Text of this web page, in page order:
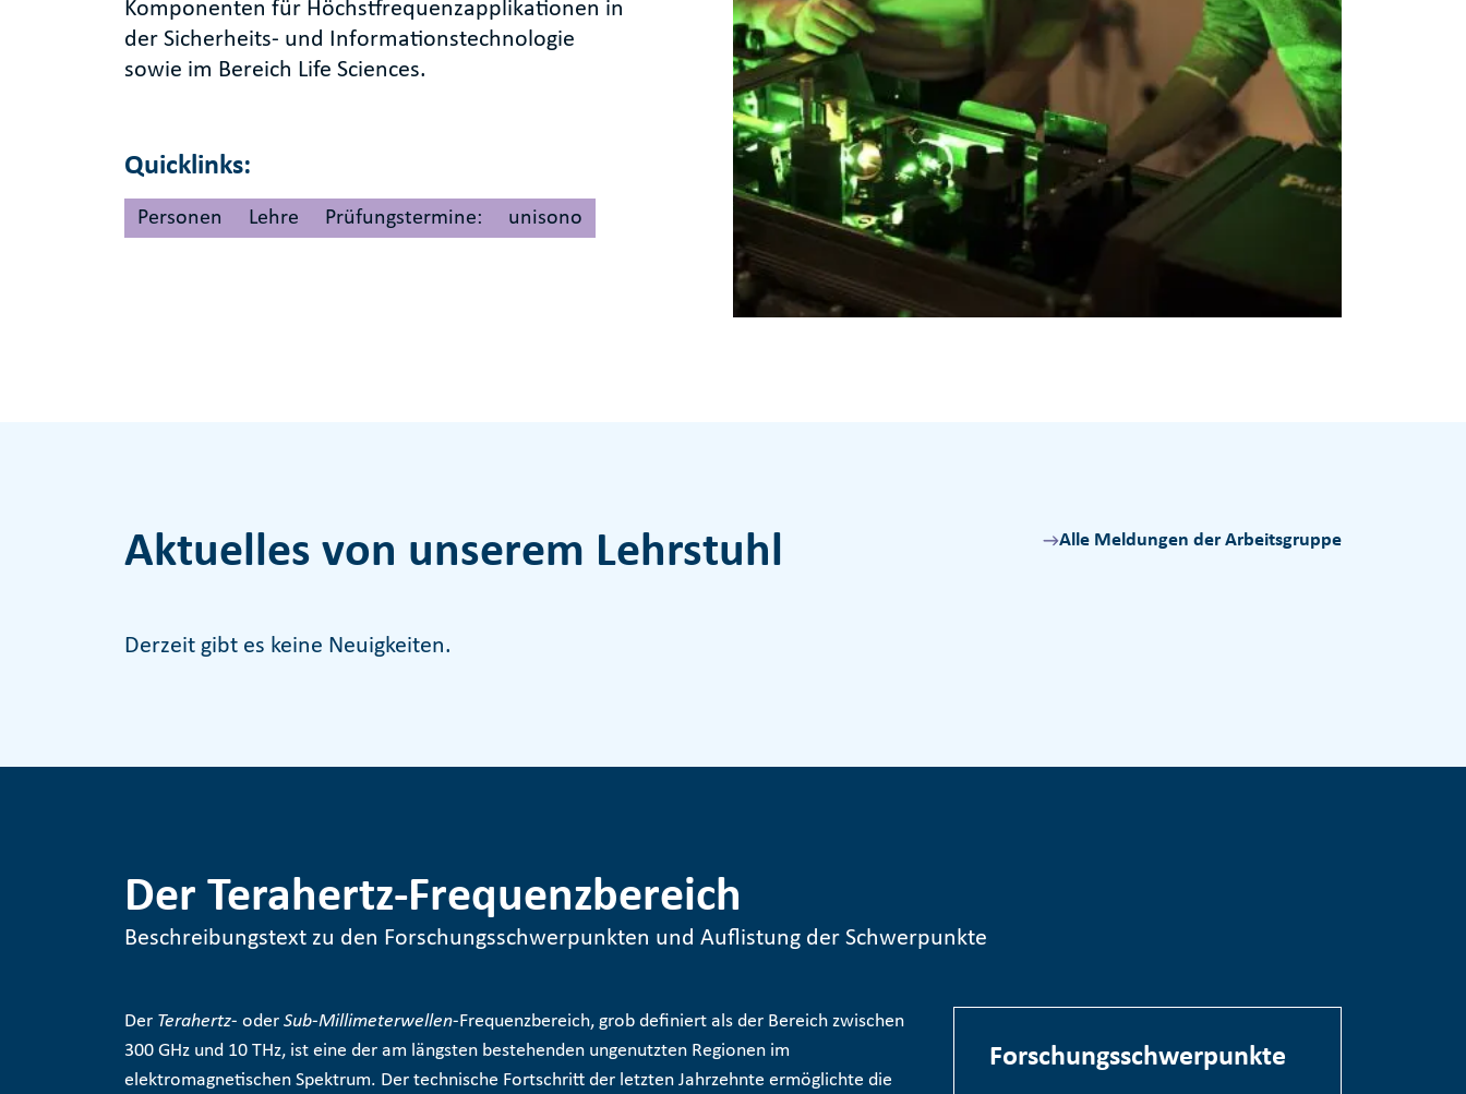
Komponenten für Höchstfrequenzapplikationen in
der Sicherheits- und Informationstechnologie
sowie im Bereich Life Sciences.
Quicklinks:
Personen Lehre Prüfungstermine: unisono
Aktuelles von unserem Lehrstuhl Alle Meldungen der Arbeitsgruppe
Derzeit gibt es keine Neuigkeiten.
Der Terahertz-Frequenzbereich
Beschreibungstext zu den Forschungsschwerpunkten und Auflistung der Schwerpunkte
Der Terahertz- oder Sub-Millimeterwellen-Frequenzbereich, grob definiert als der Bereich zwischen
300 GHz und 10 THz, ist eine der am längsten bestehenden ungenutzten Regionen im
elektromagnetischen Spektrum. Der technische Fortschritt der letzten Jahrzehnte ermöglichte die
Forschungsschwerpunkte